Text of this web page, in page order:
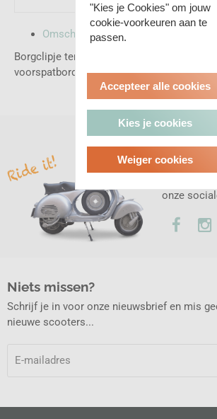
Omschrijving
Borgclipje ter bevestiging van de sierkam
voorspatbord. Diameter is 5mm.
Sociale
Volg wat
Klassieke
onze
Niets missen?
Schrijf je in voor onze nieuwsbrief en mis
nieuwe scooters...
"Kies je Cookies" om jouw
cookie-voorkeuren aan te
passen.
Accepteer alle cookies
Kies je cookies
Weiger cookies